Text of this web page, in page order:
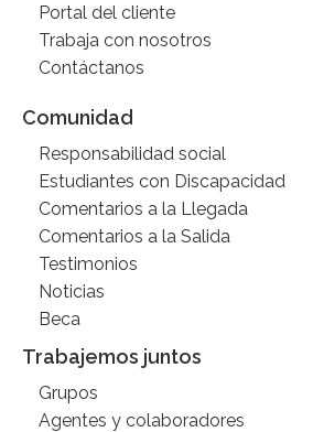
Portal del cliente
Trabaja con nosotros
Contáctanos
Comunidad
Responsabilidad social
Estudiantes con Discapacidad
Comentarios a la Llegada
Comentarios a la Salida
Testimonios
Noticias
Beca
Trabajemos juntos
Grupos
Agentes y colaboradores